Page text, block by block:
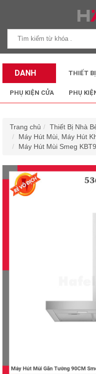
DANH
MỤC SẢN
THIẾT
PHỤ KIỆN CỬA PHỤ
Trang chủ
Thiết Bị Nhà
Máy Hút Mùi, Máy Hút
Máy Hút Mùi Smeg